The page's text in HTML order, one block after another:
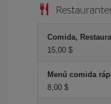
Comida,
15,00 $
Menú comida
8,00 $